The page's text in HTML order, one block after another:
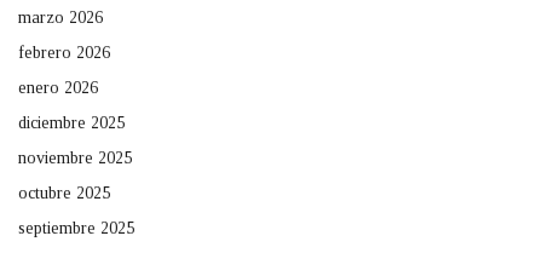
marzo 2026
febrero 2026
enero 2026
diciembre 2025
noviembre 2025
octubre 2025
septiembre 2025